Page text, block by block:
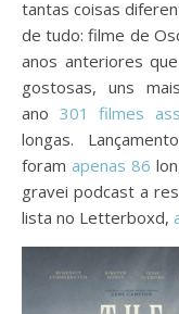
tantas coisas
de tudo: filme de
anos anteriores
gostosas, uns
ano 301 filmes
longas.
foramapenas 86
gravei podcast a
lista no Letterboxd,